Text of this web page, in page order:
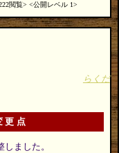
閲覧 公開レベル 1
らくだ
点
ました。